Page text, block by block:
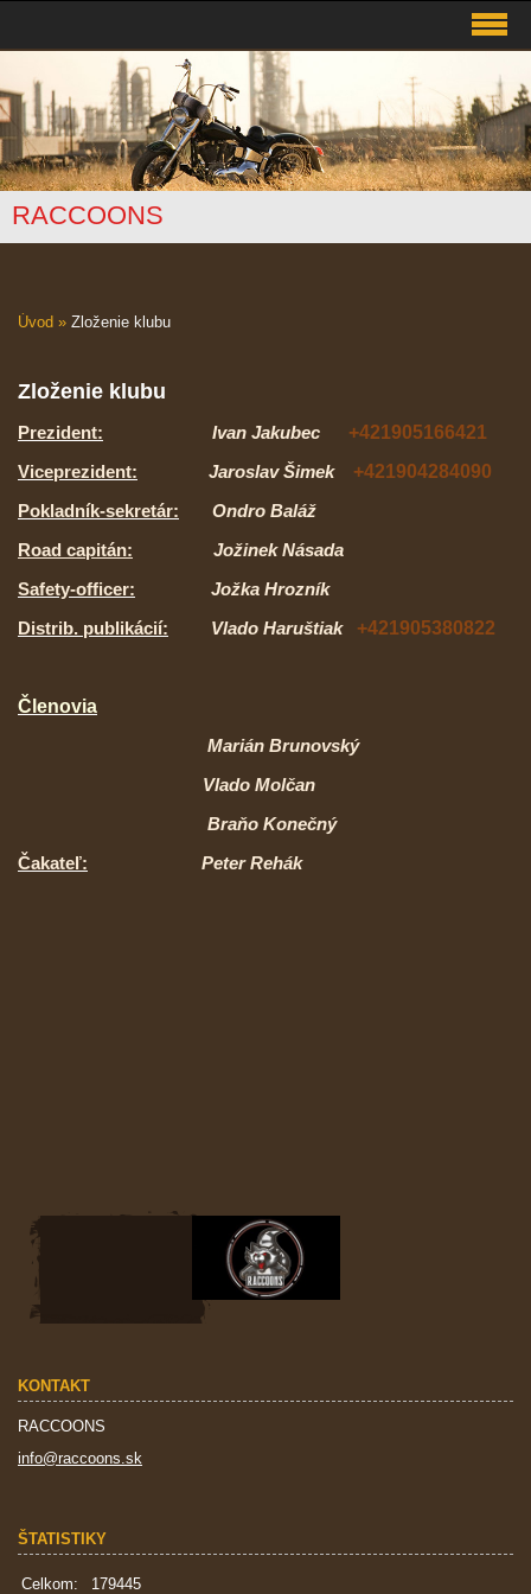
RACCOONS
Úvod » Zloženie klubu
Zloženie klubu
Prezident: Ivan Jakubec +421905166421
Viceprezident:
Jaroslav Šimek +421904284090
Pokladník-sekretár:
Ondro Baláž
Road capitán:
Jožinek Násada
Safety-officer:
Jožka Hrozník
Distrib. publikácií: Vlado Haruštiak +421905380822
Členovia
Marián Brunovský
Vlado Molčan
Braňo Konečný
Čakateľ: Peter Rehák
KONTAKT
RACCOONS
info@raccoons.sk
ŠTATISTIKY
Celkom: 179445